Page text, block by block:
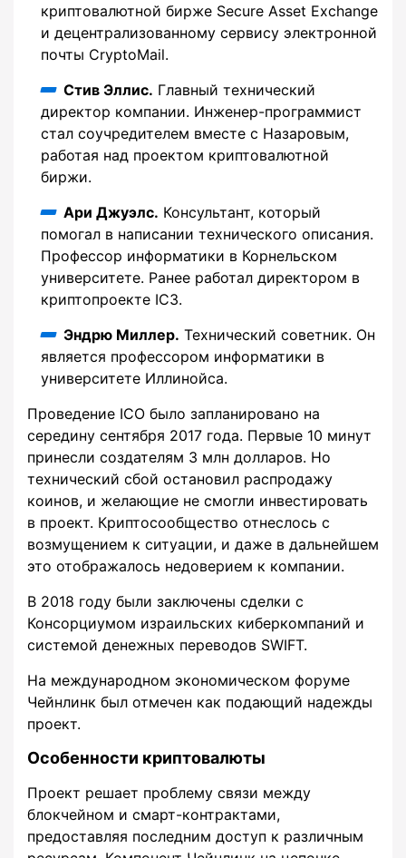
криптовалютной бирже Secure Asset Exchange
и децентрализованному сервису электронной
почты CryptoMail.
Стив Эллис. Главный технический
директор компании. Инженер-программист
стал соучредителем вместе с Назаровым,
работая над проектом криптовалютной
биржи.
Ари Джуэлс. Консультант, который
помогал в написании технического описания.
Профессор информатики в Корнельском
университете. Ранее работал директором в
криптопроекте IC3.
Эндрю Миллер. Технический советник. Он
является профессором информатики в
университете Иллинойса.
Проведение ICO было запланировано на
середину сентября 2017 года. Первые 10 минут
принесли создателям 3 млн долларов. Но
технический сбой остановил распродажу
коинов, и желающие не смогли инвестировать
в проект. Криптосообщество отнеслось с
возмущением к ситуации, и даже в дальнейшем
это отображалось недоверием к компании.
В 2018 году были заключены сделки с
Консорциумом израильских киберкомпаний и
системой денежных переводов SWIFT.
На международном экономическом форуме
Чейнлинк был отмечен как подающий надежды
проект.
Особенности криптовалюты
Проект решает проблему связи между
блокчейном и смарт-контрактами,
предоставляя последним доступ к различным